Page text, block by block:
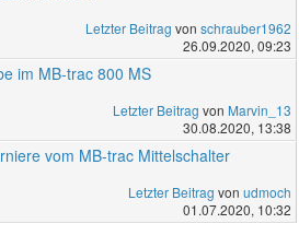
Letzter Beitrag von schrauber1962
26.09.2020, 09:23
im MB-trac 800 MS
Letzter Beitrag von Marvin_13
30.08.2020, 13:38
vom MB-trac Mittelschalter
Letzter Beitrag von udmoch
01.07.2020, 10:32